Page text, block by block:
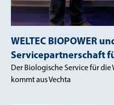
WELTEC BIOPOWER
Servicepartnerschaft
Der Biologische Service für die
kommt aus Vechta